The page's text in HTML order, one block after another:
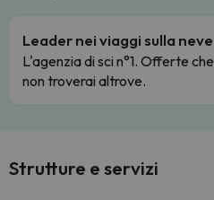
Leader nei viaggi sulla neve
L'agenzia di sci n°1. Offerte che
non troverai altrove.
Strutture e servizi